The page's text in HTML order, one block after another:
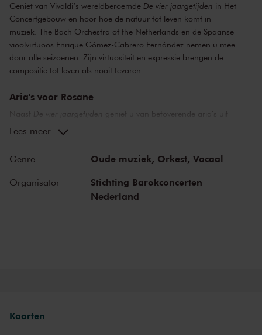
Geniet van Vivaldi’s wereldberoemde De vier jaargetijden in Het
Concertgebouw en hoor hoe de natuur tot leven komt in
muziek. The Bach Orchestra of the Netherlands en de Spaanse
vioolvirtuoos Enrique Gómez-Cabrero Fernández nemen u mee
door alle seizoenen. Zijn virtuositeit en expressie brengen de
compositie tot leven als nooit tevoren.
Aria's voor Rosane
Naast De vier jaargetijden
geniet u van betoverende aria’s uit
Vivaldi’s opera
deze juwelen uit de barokmuziek. Laat je meeslepen door haar
krachtige interpretatie en raak ontroerd door haar uitvoering van
Vivaldi's hit-aria: 'Sposa son disprezzata'!
Lees meer
Genre Oude muziek, Orkest, Vocaal
Organisator
Stichting Barokconcerten
Nederland
Kaarten